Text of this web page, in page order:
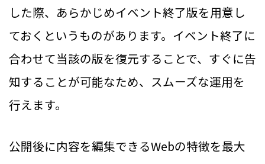
した際、あらかじめイベント終了版を用意し
ておくというものがあります。イベント終了に
合わせて当該の版を復元することで、すぐに告
知することが可能なため、スムーズな運用を
行えます。
公開後に内容を編集できるWebの特徴を最大